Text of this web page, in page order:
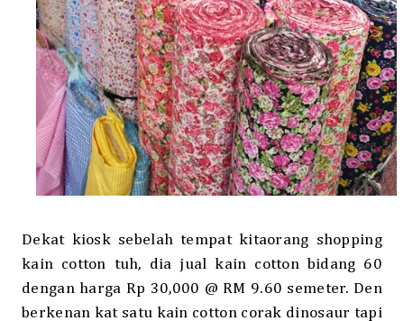
Dekat kiosk sebelah tempat kitaorang shopping
kain cotton tuh, dia jual kain cotton bidang 60
dengan harga Rp 30,000 @ RM 9.60 semeter. Den
berkenan kat satu kain cotton corak dinosaur tapi